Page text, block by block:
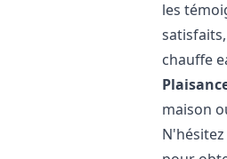
les
chauffe
maison